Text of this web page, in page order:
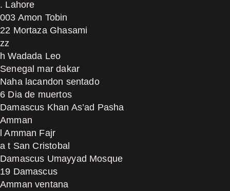
. Lahore
003 Amon Tobin
22 Mortaza Ghasami
zz
h Wadada Leo
Senegal mar dakar
Naha lacandon sentado
6 Dia de muertos
Damascus Khan As’ad Pasha
Amman
l Amman Fajr
a t San Cristobal
Damascus Umayyad Mosque
19 Damascus
Amman ventana